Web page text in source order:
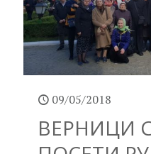
09/05/2018
ВЕРНИЦИ